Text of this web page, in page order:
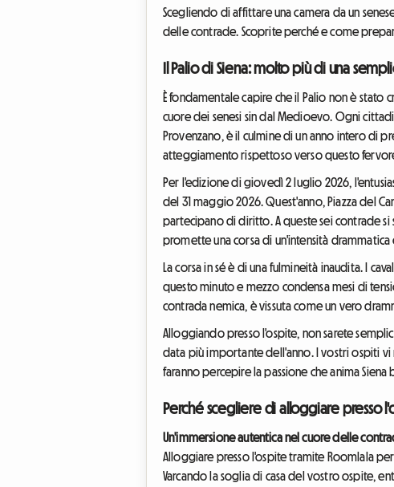
Scegliendo di affittare una camera da un
delle contrade. Scoprite perché e come
Il Palio di Siena: molto più di una
È fondamentale capire che il Palio non è
cuore dei senesi sin dal Medioevo. Ogni
Provenzano, è il culmine di un anno intero di
atteggiamento rispettoso verso questo
Per l'edizione di giovedì 2 luglio 2026,
del 31 maggio 2026. Quest'anno, Piazza del
partecipano di diritto. A queste sei contrade si
promette una corsa di un'intensità drammatica
La corsa in sé è di una fulmineità inaudita. I
questo minuto e mezzo condensa mesi di
contrada nemica, è vissuta come un vero
Alloggiando presso l'ospite, non sarete
data più importante dell'anno. I vostri ospiti
faranno percepire la passione che anima
Perché scegliere di alloggiare presso
Un'immersione autentica nel cuore delle
Alloggiare presso l'ospite tramite Roomlala
Varcando la soglia di casa del vostro ospite,